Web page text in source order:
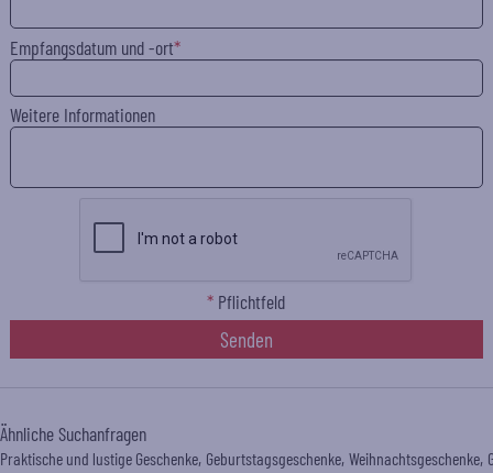
Empfangsdatum und -ort
Weitere Informationen
* Pflichtfeld
Senden
Ähnliche Suchanfragen
Praktische und lustige Geschenke Geburtstagsgeschenke Weihnachtsgeschenke